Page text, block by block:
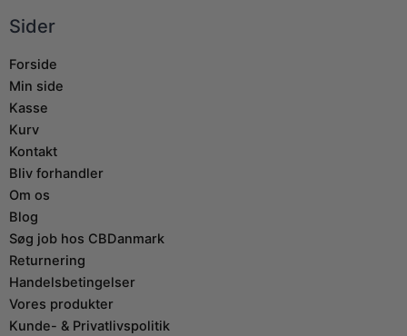
Sider
Forside
Min side
Kasse
Kurv
Kontakt
Bliv forhandler
Om os
Blog
Søg job hos CBDanmark
Returnering
Handelsbetingelser
Vores produkter
Kunde- & Privatlivspolitik